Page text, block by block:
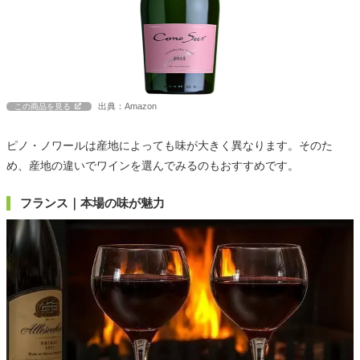
この商品を見る 出典：Amazon
ピノ・ノワールは産地によっても味が大きく異なります。そのた
め、産地の違いでワインを選んでみるのもおすすめです。
フランス｜本場の味が魅力